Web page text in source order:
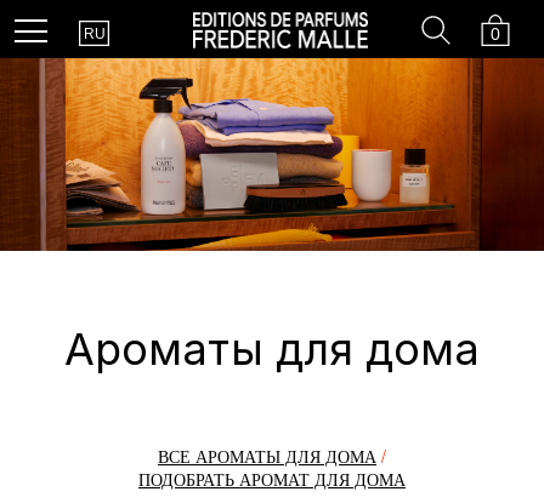
Menu Country
RU Cart
0
Search
Ароматы для дома
ВСЕ АРОМАТЫ ДЛЯ ДОМА /
ПОДОБРАТЬ АРОМАТ ДЛЯ ДОМА